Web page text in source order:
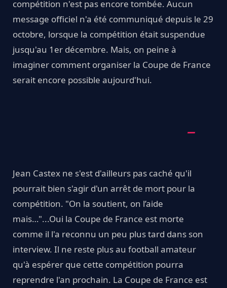
compétition n'est pas encore tombée. Aucun
message officiel n'a été communiqué depuis le 29
octobre, lorsque la compétition était suspendue
jusqu'au 1er décembre. Mais, on peine à
imaginer comment organiser la Coupe de France
serait encore possible aujourd'hui.
Jean Castex ne s'est d'ailleurs pas caché qu'il
pourrait bien s'agir d'un arrêt de mort pour la
compétition. "On la soutient, on l’aide
mais…"...Oui la Coupe de France est morte
comme il l'a reconnu un peu plus tard dans son
interview. Il ne reste plus au football amateur
qu'à espérer que cette compétition pourra
reprendre l'an prochain. La Coupe de France est